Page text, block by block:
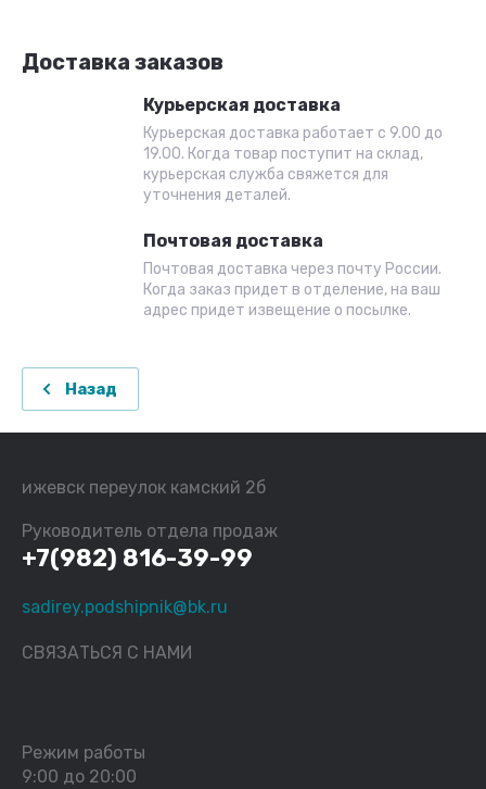
Доставка заказов
Курьерская доставка
Курьерская доставка работает с 9.00 до
19.00. Когда товар поступит на склад,
курьерская служба свяжется для
уточнения деталей.
Почтовая доставка
Почтовая доставка через почту России.
Когда заказ придет в отделение, на ваш
адрес придет извещение о посылке.
Назад
ижевск переулок камский 2б
Руководитель отдела продаж
+7(982) 816-39-99
sadirey.podshipnik@bk.ru
СВЯЗАТЬСЯ С НАМИ
Режим работы
9:00 до 20:00